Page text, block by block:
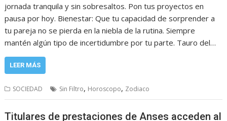
jornada tranquila y sin sobresaltos. Pon tus proyectos en
pausa por hoy. Bienestar: Que tu capacidad de sorprender a
tu pareja no se pierda en la niebla de la rutina. Siempre
mantén algún tipo de incertidumbre por tu parte. Tauro del…
LEER MÁS
SOCIEDAD Sin Filtro, Horoscopo, Zodiaco
Titulares de prestaciones de Anses acceden al